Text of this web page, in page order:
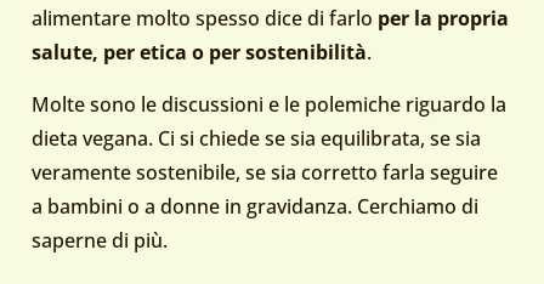
alimentare molto spesso dice di farlo per la propria
salute, per etica o per sostenibilità.
Molte sono le discussioni e le polemiche riguardo la
dieta vegana. Ci si chiede se sia equilibrata, se sia
veramente sostenibile, se sia corretto farla seguire
a bambini o a donne in gravidanza. Cerchiamo di
saperne di più.